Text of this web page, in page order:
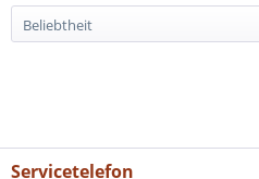
Servicetelefon